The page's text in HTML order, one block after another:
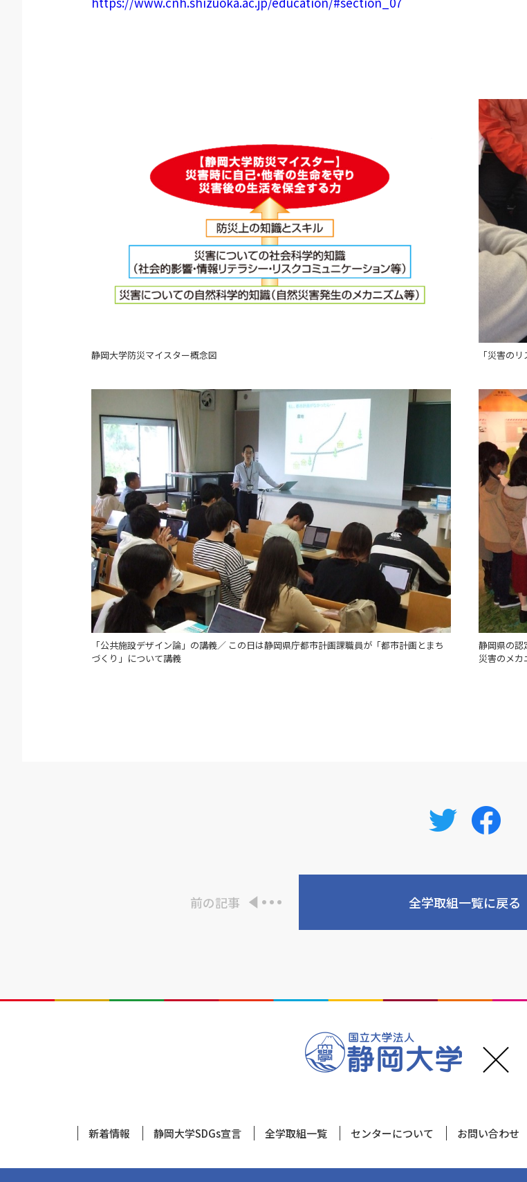
静岡大学防災マイスター概念図 「災害の
「公共施設デザイン論」の講義／ この日は静岡県庁都市計画課職員が「都市計画とまち
づくり」について講義
静岡県の認
災害のメカ
前の記事 全学取組一覧に戻る
新着情報 静岡大学SDGs宣言 全学取組一覧 センターについて お問い合わせ